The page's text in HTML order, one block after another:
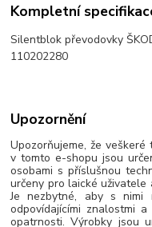
Kompletní
Silentblok převodovky
110202280
Upozornění
Upozorňujeme, že
v tomto e-shopu jsou
osobami s příslušnou
určeny pro laické uživatele
Je nezbytné, aby s nimi
odpovídajícími znalostmi
opatrnosti. Výrobky jsou